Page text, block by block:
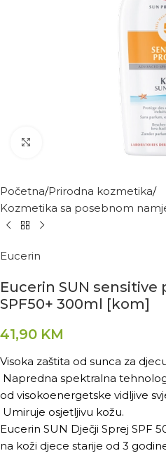
Kliknite za povećanje
Početna Prirodna kozmetika
Kozmetika sa posebnom
Eucerin
Eucerin SUN
SPF50+ 300ml [kom]
41,90 KM
Visoka zaštita od sunca za
Napredna spektralna
od visokoenergetske vidljive
Umiruje osjetljivu kožu.
Eucerin SUN Dječji Sprej SPF
na koži djece starije od 3